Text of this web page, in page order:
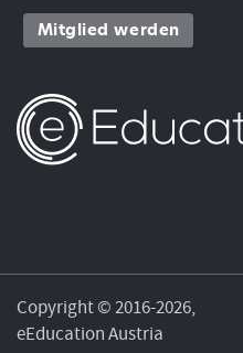
Mitglied werden
Copyright © 2016-2026,
eEducation Austria